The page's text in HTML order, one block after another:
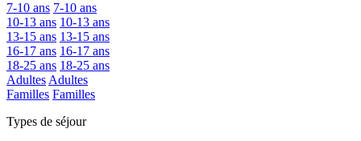
7-10 ans 7-10 ans
10-13 ans 10-13 ans
13-15 ans 13-15 ans
16-17 ans 16-17 ans
18-25 ans 18-25 ans
AdultesAdultes
Familles Familles
Types de séjour